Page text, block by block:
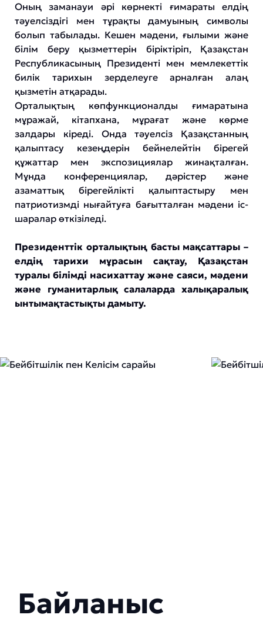
Оның заманауи әрі көрнекті ғимараты елдің
тәуелсіздігі мен тұрақты дамуының символы
болып табылады. Кешен мәдени, ғылыми және
білім беру қызметтерін біріктіріп, Қазақстан
Республикасының Президенті мен мемлекеттік
билік тарихын зерделеуге арналған алаң
қызметін атқарады.
Орталықтың көпфункционалды ғимаратына
мұражай, кітапхана, мұрағат және көрме
залдары кіреді. Онда тәуелсіз Қазақстанның
қалыптасу кезеңдерін бейнелейтін бірегей
құжаттар мен экспозициялар жинақталған.
Мұнда конференциялар, дәрістер және
азаматтық бірегейлікті қалыптастыру мен
патриотизмді нығайтуға бағытталған мәдени іс-
шаралар өткізіледі.
Президенттік орталықтың басты мақсаттары –
елдің тарихи мұрасын сақтау, Қазақстан
туралы білімді насихаттау және саяси, мәдени
және гуманитарлық салаларда халықаралық
ынтымақтастықты дамыту.
Байланыс